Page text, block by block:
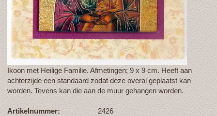
Ikoon met Heilige Familie. Afmetingen; 9 x 9 cm. Heeft aan
achterzijde een standaard zodat deze overal geplaatst kan
worden. Tevens kan die aan de muur gehangen worden.
Artikelnummer:
2426